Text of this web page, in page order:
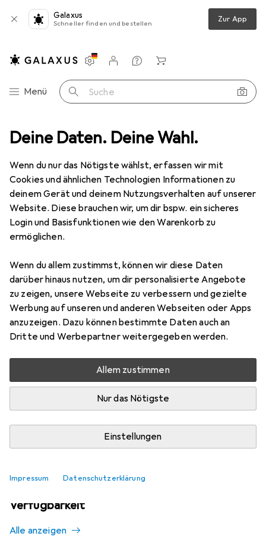
Deine Daten. Deine Wahl.
Wenn du nur das Nötigste wählst, erfassen wir mit
Cookies und ähnlichen Technologien Informationen zu
deinem Gerät und deinem Nutzungsverhalten auf unserer
Website. Diese brauchen wir, um dir bspw. ein sicheres
Login und Basisfunktionen wie den Warenkorb zu
ermöglichen.
Wenn du allem zustimmst, können wir diese Daten
darüber hinaus nutzen, um dir personalisierte Angebote
zu zeigen, unsere Webseite zu verbessern und gezielte
Werbung auf unseren und anderen Webseiten oder Apps
anzuzeigen. Dazu können bestimmte Daten auch an
Dritte und Werbepartner weitergegeben werden.
Allem zustimmen
Nur das Nötigste
Einstellungen
Impressum Datenschutzerklärung
Galaxus
Schneller finden und bestellen Zur App
Navigation nach Kategorien
Menü Suche
Einstellungen
Kundenkonto
Vergleichslisten
Merklisten
Warenkorb
Kampfsport Kampfsportbekleidung
3 Bilder
LeoneBoxshorts
XL
Bewertungen Marke
Mehr von Leone
Aktuell nicht lieferbar
Benachrichtigen, wenn lieferbar
Vergleichen Merken
Verfügbarkeit
Alle anzeigen